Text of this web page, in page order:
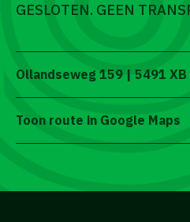
GESLOTEN. GEEN
Ollandseweg 159 | 5491
Toon route in Google Maps